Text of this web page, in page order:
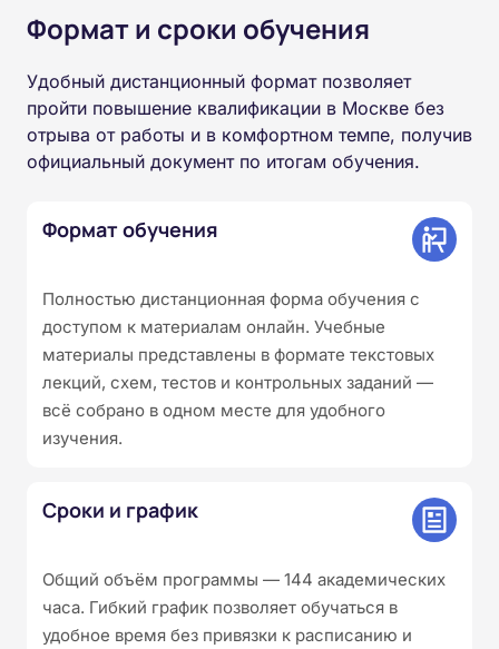
Формат и сроки обучения
Удобный дистанционный формат позволяет
пройти повышение квалификации в Москве без
отрыва от работы и в комфортном темпе, получив
официальный документ по итогам обучения.
Формат обучения
Полностью дистанционная форма обучения с
доступом к материалам онлайн. Учебные
материалы представлены в формате текстовых
лекций, схем, тестов и контрольных заданий —
всё собрано в одном месте для удобного
изучения.
Сроки и график
Общий объём программы — 144 академических
часа. Гибкий график позволяет обучаться в
удобное время без привязки к расписанию и